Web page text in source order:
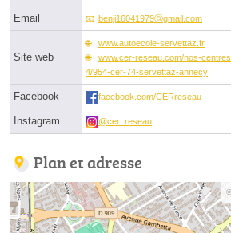
Email benji16041979ⓐgmail.com
Site web
www.autoecole-servettaz.fr
www.cer-reseau.com/nos-
4/954-cer-74-servettaz-annecy
Facebook facebook.com/CERreseau
Instagram @cer_reseau
Plan et adresse